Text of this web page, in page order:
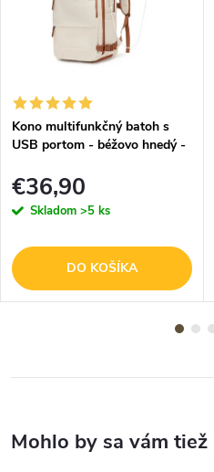
Kono multifunkčný batoh s
USB portom - béžovo hnedý -
€36,90
Skladom >5 ks
DO KOŠÍKA